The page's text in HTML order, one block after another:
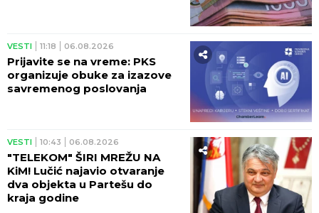
VESTI 11:18 06.08.2026
Prijavite se na vreme: PKS
organizuje obuke za izazove
savremenog poslovanja
VESTI 10:43 06.08.2026
"TELEKOM" ŠIRI MREŽU NA
KiM! Lučić najavio otvaranje
dva objekta u Partešu do
kraja godine